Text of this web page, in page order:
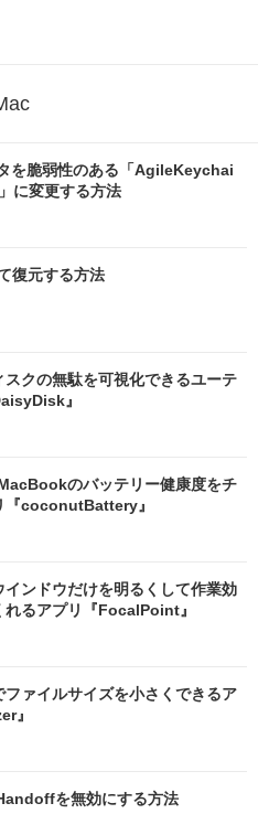
を脆弱性のある「AgileKeychai
に変更する方法
復元する方法
スクの無駄を可視化できるユーテ
』
のバッテリー健康度をチ
『coconutBattery』
インドウだけを明るくして作業効
るアプリ『FocalPoint』
ファイルサイズを小さくできるア
』
を無効にする方法